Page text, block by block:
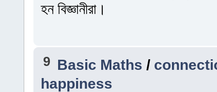
হন বিজ্ঞানীরা।
9 Basic Maths /
happiness